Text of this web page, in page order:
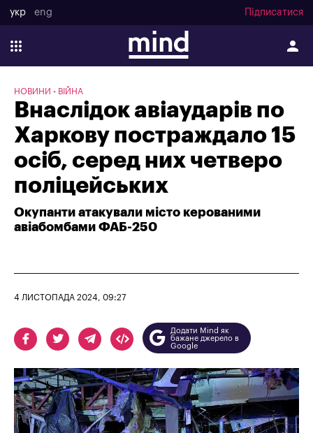
укр eng Підписатися
НОВИНИ ВІЙНА
Внаслідок авіаударів по
Харкову постраждало 15
осіб, серед них четверо
поліцейських
Окупанти атакували місто керованими
авіабомбами ФАБ-250
4 ЛИСТОПАДА 2024, 09:27
Додати Mind як
бажане джерело в
Google